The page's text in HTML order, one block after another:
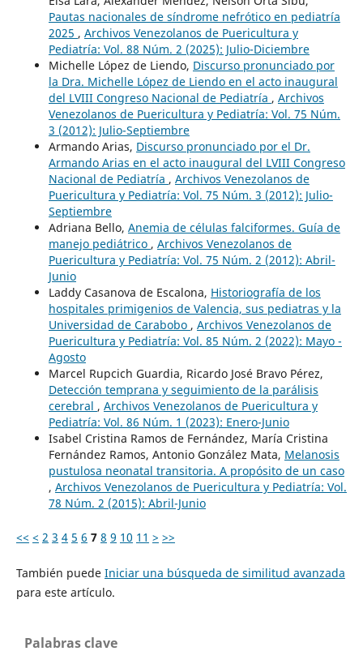
Pautas nacionales de síndrome nefrótico en pediatría
2025 , Archivos Venezolanos de Puericultura y
Pediatría: Vol. 88 Núm. 2 (2025): Julio-Diciembre
Michelle López de Liendo, Discurso pronunciado por
la Dra. Michelle López de Liendo en el acto inaugural
del LVIII Congreso Nacional de Pediatría , Archivos
Venezolanos de Puericultura y Pediatría: Vol. 75 Núm.
3 (2012): Julio-Septiembre
Armando Arias, Discurso pronunciado por el Dr.
Armando Arias en el acto inaugural del LVIII Congreso
Nacional de Pediatría , Archivos Venezolanos de
Puericultura y Pediatría: Vol. 75 Núm. 3 (2012): Julio-
Septiembre
Adriana Bello, Anemia de células falciformes. Guía de
manejo pediátrico , Archivos Venezolanos de
Puericultura y Pediatría: Vol. 75 Núm. 2 (2012): Abril-
Junio
Laddy Casanova de Escalona, Historiografía de los
hospitales primigenios de Valencia, sus pediatras y la
Universidad de Carabobo , Archivos Venezolanos de
Puericultura y Pediatría: Vol. 85 Núm. 2 (2022): Mayo -
Agosto
Marcel Rupcich Guardia, Ricardo José Bravo Pérez,
Detección temprana y seguimiento de la parálisis
cerebral , Archivos Venezolanos de Puericultura y
Pediatría: Vol. 86 Núm. 1 (2023): Enero-Junio
Isabel Cristina Ramos de Fernández, María Cristina
Fernández Ramos, Antonio González Mata, Melanosis
pustulosa neonatal transitoria. A propósito de un caso
, Archivos Venezolanos de Puericultura y Pediatría: Vol.
78 Núm. 2 (2015): Abril-Junio
<< < 2 3 4 5 6 7 8 9 10 11 > >>
También puede Iniciar una búsqueda de similitud avanzada
para este artículo.
Palabras clave